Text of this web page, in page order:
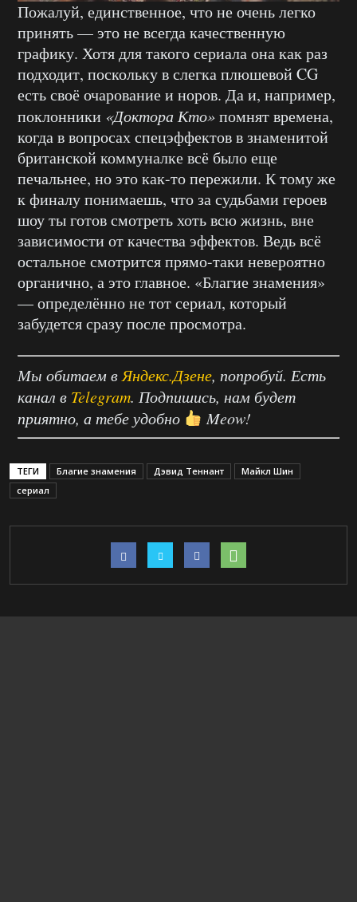
Пожалуй, единственное, что не очень легко
принять — это не всегда качественную
графику. Хотя для такого сериала она как раз
подходит, поскольку в слегка плюшевой CG
есть своё очарование и норов. Да и, например,
поклонники «Доктора Кто»помнят времена,
когда в вопросах спецэффектов в знаменитой
британской коммуналке всё было еще
печальнее, но это как-то пережили. К тому же
к финалу понимаешь, что за судьбами героев
шоу ты готов смотреть хоть всю жизнь, вне
зависимости от качества эффектов. Ведь всё
остальное смотрится прямо-таки невероятно
органично, а это главное. «Благие знамения»
— определённо не тот сериал, который
забудется сразу после просмотра.
Мы обитаем вЯндекс.Дзене, попробуй. Есть
канал в Telegram. Подпишись, нам будет
приятно, а тебе удобно
Meow!
ТЕГИ Благие знамения Дэвид Теннант
Майкл Шин
сериал